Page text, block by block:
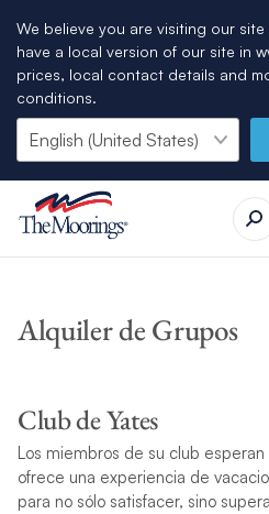
We believe you are visiting our
have a local version of our site in
prices, local contact details and
conditions.
Alquiler de Grupos
Club de Yates
Los miembros de su club
ofrece una experiencia de
para no sólo satisfacer, sino